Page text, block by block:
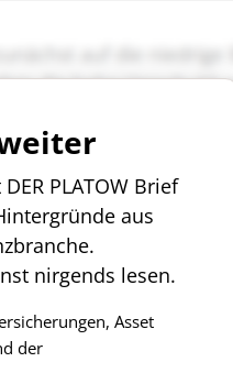
PLATOW Brief
aus
nirgends lesen.
Asset
der